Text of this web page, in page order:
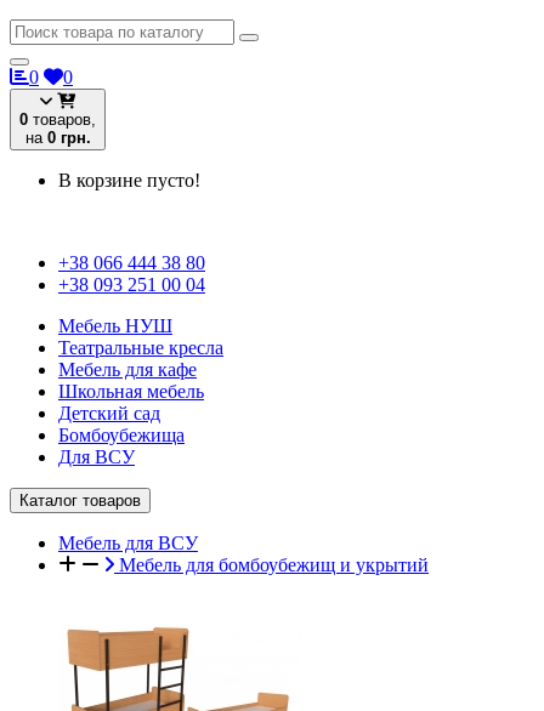
0 0
0 товаров,
на 0 грн.
В корзине пусто!
+38 066 444 38 80
+38 093 251 00 04
Мебель НУШ
Театральные кресла
Мебель для кафе
Школьная мебель
Детский сад
Бомбоубежища
Для ВСУ
Каталог товаров
Мебель для ВСУ
Мебель для бомбоубежищ и укрытий